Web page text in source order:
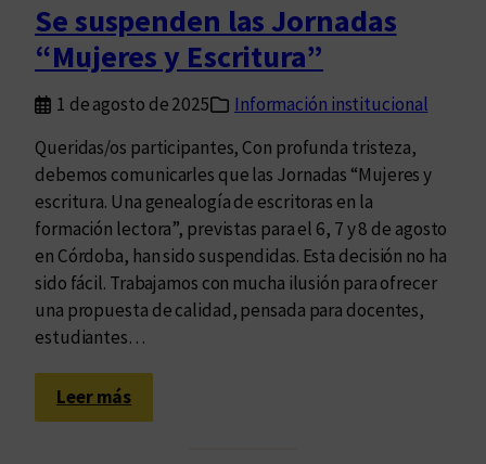
Se suspenden las Jornadas
“Mujeres y Escritura”
1 de agosto de 2025
Información institucional
Queridas/os participantes, Con profunda tristeza,
debemos comunicarles que las Jornadas “Mujeres y
escritura. Una genealogía de escritoras en la
formación lectora”, previstas para el 6, 7 y 8 de agosto
en Córdoba, han sido suspendidas. Esta decisión no ha
sido fácil. Trabajamos con mucha ilusión para ofrecer
una propuesta de calidad, pensada para docentes,
estudiantes…
Leer más:
S